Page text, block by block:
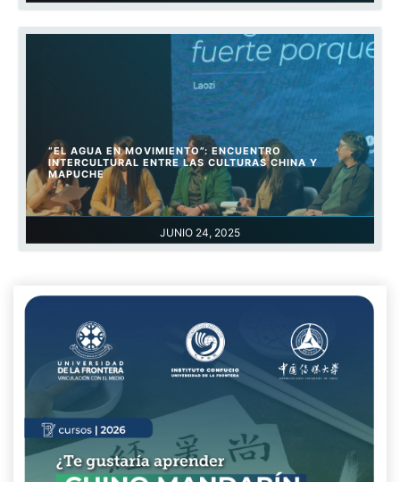
JUNIO 24, 2025
“EL AGUA EN MOVIMIENTO”: ENCUENTRO
INTERCULTURAL ENTRE LAS CULTURAS CHINA Y
MAPUCHE